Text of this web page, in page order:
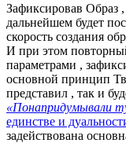
Зафиксировав Образ
дальнейшем будет
скорость создания
И при этом
параметрами ,
основной принцип
представил , так и
«Понапридумывали
единстве и
задействована